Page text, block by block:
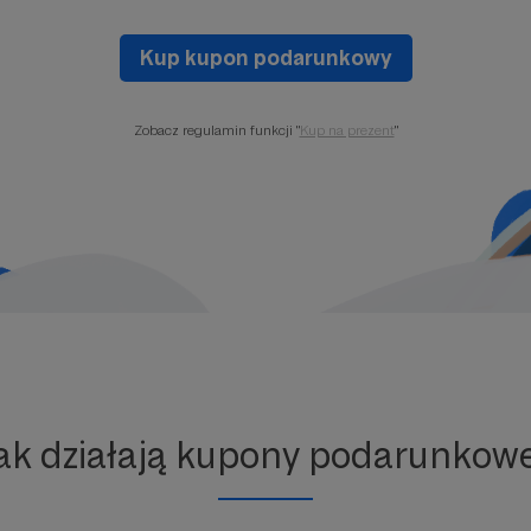
Kup kupon podarunkowy
Zobacz regulamin funkcji "Kup na prezent"
działają kupony